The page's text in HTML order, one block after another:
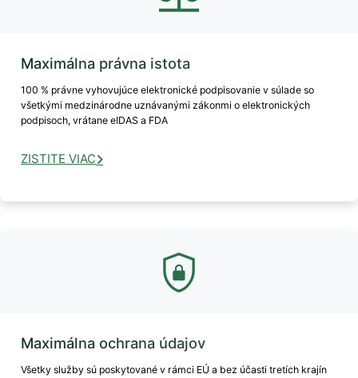
Maximálna právna istota
100 % právne vyhovujúce elektronické podpisovanie v súlade so
všetkými medzinárodne uznávanými zákonmi o elektronických
podpisoch, vrátane eIDAS a FDA
ZISTITE VIAC
Maximálna ochrana údajov
Všetky služby sú poskytované v rámci EÚ a bez účasti tretích krajín